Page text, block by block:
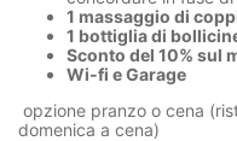
1 massaggio di
1 bottiglia di
Sconto del 10% sul
Wi-fi e Garage
opzione pranzo o cena
domenica a cena)